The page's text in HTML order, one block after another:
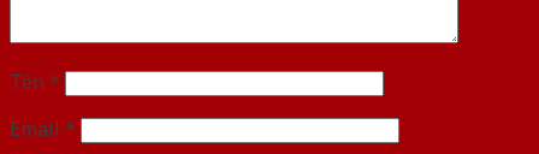
Tên *
Email *